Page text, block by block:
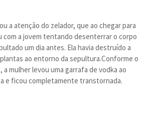
a atenção do zelador, que ao chegar para
com a jovem tentando desenterrar o corpo
um dia antes. Ela havia destruído a
ao entorno da sepultura.Conforme o
a mulher levou uma garrafa de vodka ao
e ficou completamente transtornada.